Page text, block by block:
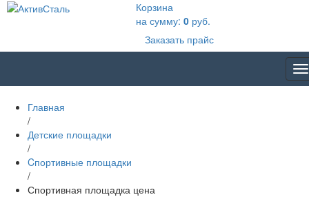
Корзина
на сумму: 0руб.
Заказать прайс
Главная
/
Детские площадки
/
Cпортивные площадки
/
Спортивная площадка цена